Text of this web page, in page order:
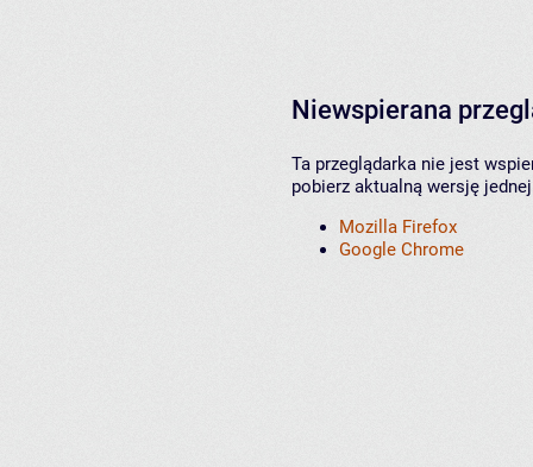
Niewspierana
Ta przeglądarka nie jest
pobierz aktualną wersję
Mozilla Firefox
Google Chrome